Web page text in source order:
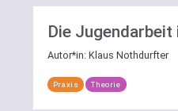
Die
Autor*in: Klaus Nothdurfter
Praxis Theorie